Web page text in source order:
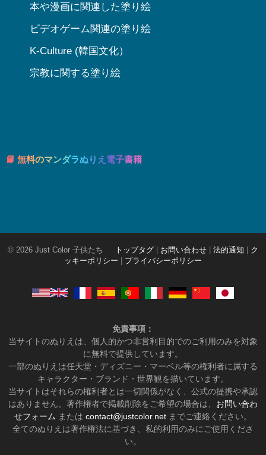
本や漫画に関連した塗り絵
ビデオゲーム関連の塗り絵
K-Culture (韓国文化）
宗教に関する塗り絵
📘 無料のマンダラぬりえ電子書籍
© 2026 Just Color 子供たち トップタグ お問い合わせ 法的通知
ク
ッキーポリシー
プライバシーポリシー
免責事項：
当サイトのぬりえは、個人的かつ非営利目的でのご利用のみを対象
に無料で提供しています。
一部のぬりえは任天堂・ディズニー・マーベル等の権利者に属する
キャラクター・ブランド・世界観を描いています。
当サイトはそれらの権利者とは一切関係がなく、公式の提携や承認
はありません。著作権者で掲載削除をご希望の場合は、 お問い合わ
せフォーム または contact@justcolor.net までご連絡ください。
全てのぬりえは著作権法に基づき、私的利用のみにご使用くださ
い。